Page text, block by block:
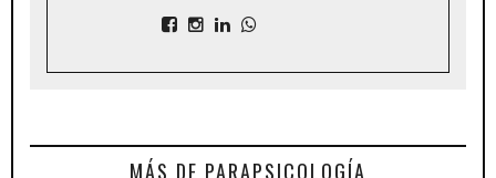
MÁS DE PARAPSICOLOGÍA